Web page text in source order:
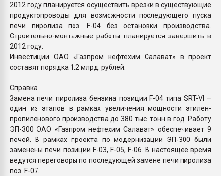
2012 году планируется осуществить врезки в существующие
продуктопроводы для возможности последующего пуска
печи пиролиза поз. F-04 без остановки производства.
Строительно-монтажные работы планируется завершить в
2012 году.
Инвестиции ОАО «Газпром нефтехим Салават» в проект
составят порядка 1,2 млрд. рублей.
Справка
Замена печи пиролиза бензина позиции F-04 типа SRT-VI –
один из этапов в рамках увеличения мощности этилен-
пропиленового производства до 380 тыс. тонн в год. Работу
ЭП-300 ОАО «Газпром нефтехим Салават» обеспечивает 9
печей. В рамках проекта по модернизации ЭП-300 были
заменены печи позиции F-03, F-05, F-06. В настоящее время
ведутся переговоры по последующей замене печи пиролиза
поз. F-07.